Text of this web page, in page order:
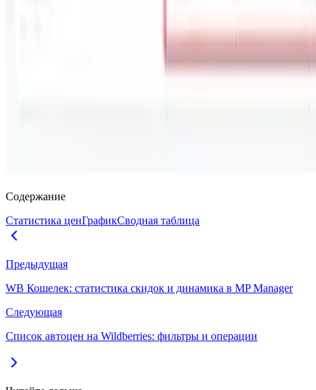
Содержание
Статистика ценГрафикСводная таблица
Предыдущая
WB Кошелек: статистика скидок и динамика в MP Manager
Следующая
Список автоцен на Wildberries: фильтры и операции